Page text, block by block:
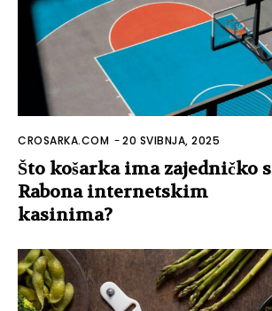
CROSARKA.COM -20 SVIBNJA, 2025
Što košarka ima zajedničko s
Rabona internetskim
kasinima?